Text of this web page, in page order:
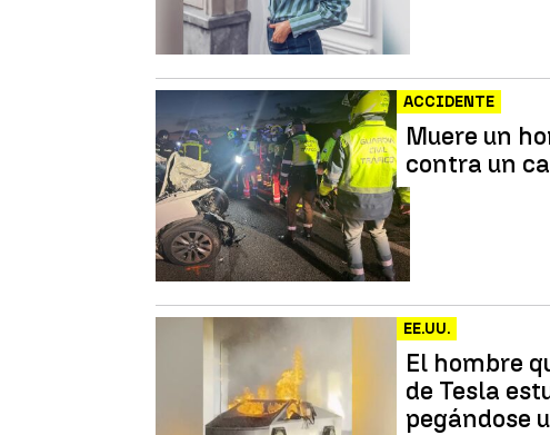
ACCIDENTE
Muere un
contra un
EE.UU.
El hombre
de Tesla
pegándose